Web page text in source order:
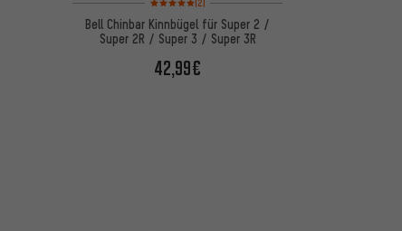
Bell Chinbar Kinnbügel für Super 2 /
Super 2R / Super 3 / Super 3R
42,99€